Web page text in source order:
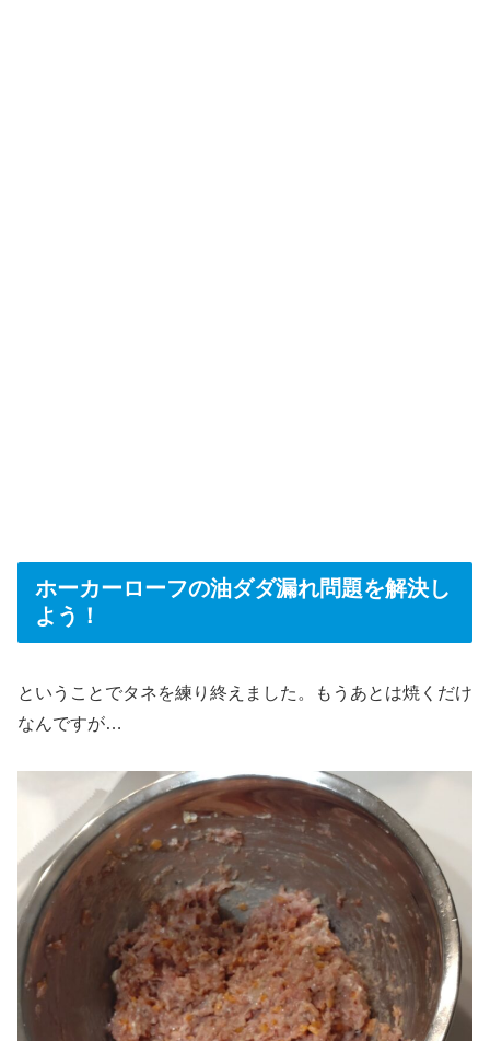
ホーカーローフの油ダダ漏れ問題を解決し
よう！
ということでタネを練り終えました。もうあとは焼くだけ
なんですが…